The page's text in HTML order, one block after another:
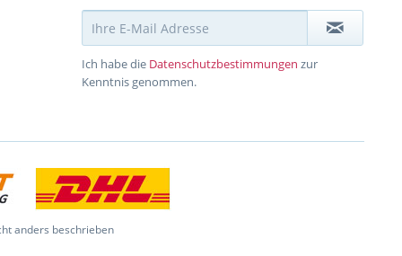
Ich habe die Datenschutzbestimmungen zur
Kenntnis genommen.
anders beschrieben